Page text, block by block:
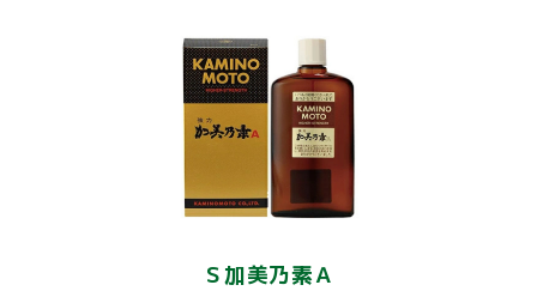
Ｓ加美乃素Ａ